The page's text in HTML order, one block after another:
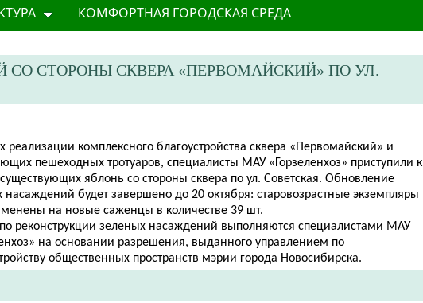
КОМФОРТНАЯ ГОРОДСКАЯ СРЕДА
СТОРОНЫ СКВЕРА «ПЕРВОМАЙСКИЙ» ПО УЛ.
реализации комплексного благоустройства сквера «Первомайский» и
пешеходных тротуаров, специалисты МАУ «Горзеленхоз» приступили к
яблонь со стороны сквера по ул. Советская. Обновление
насаждений будет завершено до 20 октября: старовозрастные экземпляры
на новые саженцы в количестве 39 шт.
реконструкции зеленых насаждений выполняются специалистами МАУ
на основании разрешения, выданного управлением по
общественных пространств мэрии города Новосибирска.